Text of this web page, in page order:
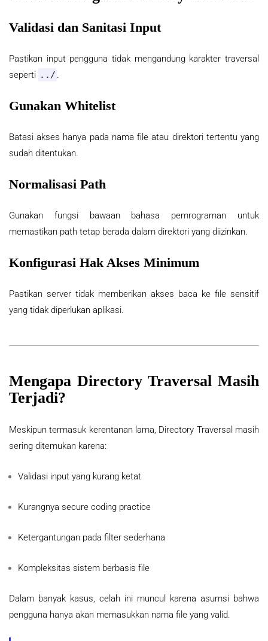
Validasi dan Sanitasi Input
Pastikan input pengguna tidak mengandung karakter traversal
seperti ../ .
Gunakan Whitelist
Batasi akses hanya pada nama file atau direktori tertentu yang
sudah ditentukan.
Normalisasi Path
Gunakan fungsi bawaan bahasa pemrograman untuk
memastikan path tetap berada dalam direktori yang diizinkan.
Konfigurasi Hak Akses Minimum
Pastikan server tidak memberikan akses baca ke file sensitif
yang tidak diperlukan aplikasi.
Mengapa Directory Traversal Masih
Terjadi?
Meskipun termasuk kerentanan lama, Directory Traversal masih
sering ditemukan karena:
Validasi input yang kurang ketat
Kurangnya secure coding practice
Ketergantungan pada filter sederhana
Kompleksitas sistem berbasis file
Dalam banyak kasus, celah ini muncul karena asumsi bahwa
pengguna hanya akan memasukkan nama file yang valid.